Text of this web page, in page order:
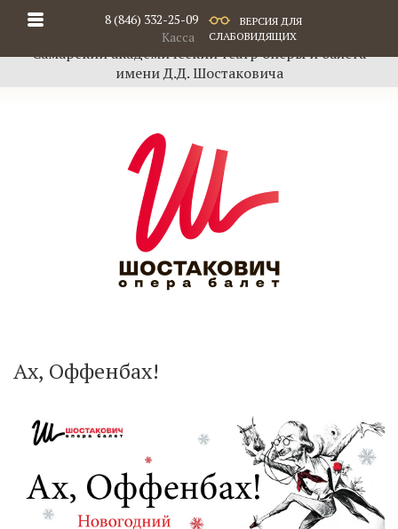
8 (846) 332-25-09
Касса
ВЕРСИЯ ДЛЯ
СЛАБОВИДЯЩИХ
Самарский академический театр оперы и балета
имени Д.Д. Шостаковича
Ах, Оффенбах!